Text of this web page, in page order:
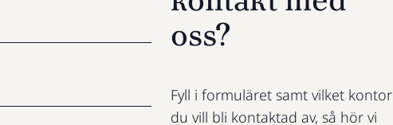
oss?
Fyll i formuläret samt vilket kontor
du vill bli kontaktad av, så hör vi